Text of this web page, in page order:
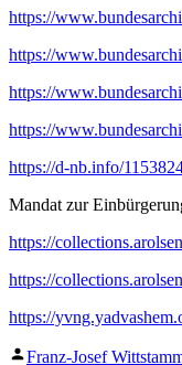
https://
https://
https://
https://
https://d-nb.info/
Mandat zur
https://
https://
https://
Veröffentlicht
Franz-Josef